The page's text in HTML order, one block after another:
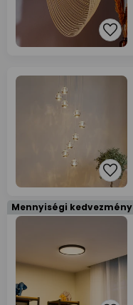
Mennyiségi kedvezmény